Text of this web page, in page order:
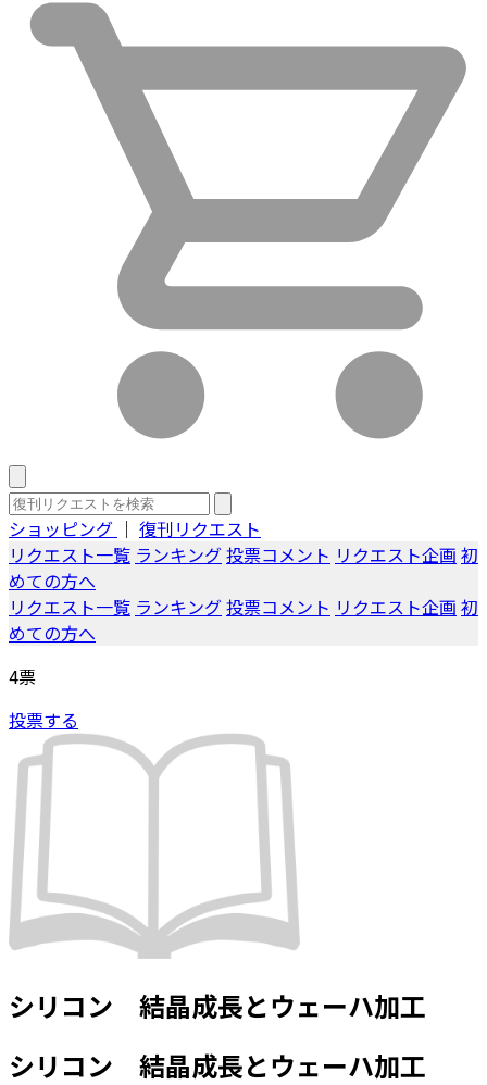
ショッピング ｜ 復刊リクエスト
リクエスト一覧 ランキング投票コメント リクエスト企画 初
めての方へ
リクエスト一覧 ランキング投票コメント リクエスト企画 初
めての方へ
4票
投票する
シリコン 結晶成長とウェーハ加工
シリコン 結晶成長とウェーハ加工